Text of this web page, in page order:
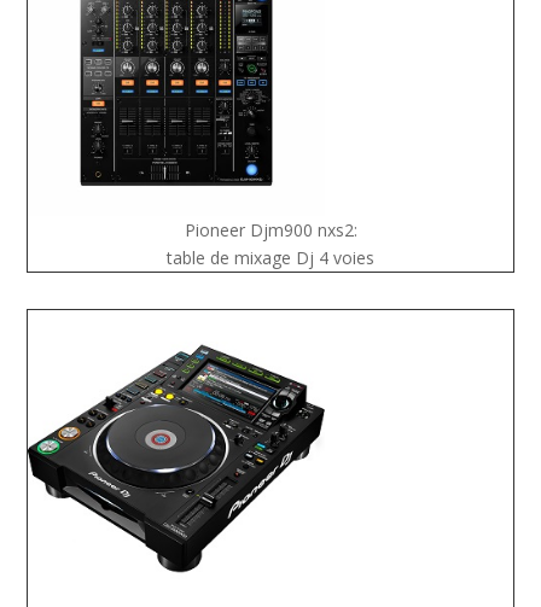
Pioneer Djm900 nxs2:
table de mixage Dj 4 voies